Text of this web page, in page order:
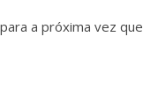
a próxima vez que